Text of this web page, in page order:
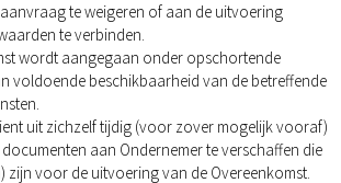
te weigeren of aan de uitvoering
te verbinden.
wordt aangegaan onder opschortende
voldoende beschikbaarheid van de betreffende
uit zichzelf tijdig (voor zover mogelijk vooraf)
aan Ondernemer te verschaffen die
zijn voor de uitvoering van de Overeenkomst.